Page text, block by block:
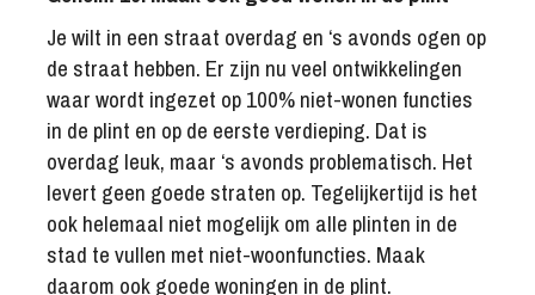
Je wilt in een straat overdag en ‘s avonds ogen op
de straat hebben. Er zijn nu veel ontwikkelingen
waar wordt ingezet op 100% niet-wonen functies
in de plint en op de eerste verdieping. Dat is
overdag leuk, maar ‘s avonds problematisch. Het
levert geen goede straten op. Tegelijkertijd is het
ook helemaal niet mogelijk om alle plinten in de
stad te vullen met niet-woonfuncties. Maak
daarom ook goede woningen in de plint.